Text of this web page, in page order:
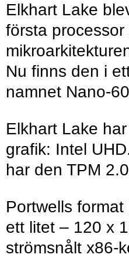
Elkhart Lake
första processor
Nu finns den i
namnet Nano-
Elkhart Lake
grafik: Intel
har den TPM
Portwells
ett litet – 120 x
strömsnålt x86-